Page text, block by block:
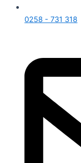
0258 - 731 318